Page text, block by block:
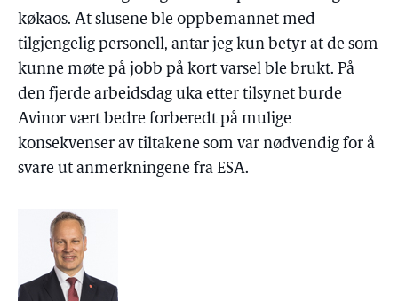
køkaos. At slusene ble oppbemannet med
tilgjengelig personell, antar jeg kun betyr at de som
kunne møte på jobb på kort varsel ble brukt. På
den fjerde arbeidsdag uka etter tilsynet burde
Avinor vært bedre forberedt på mulige
konsekvenser av tiltakene som var nødvendig for å
svare ut anmerkningene fra ESA.